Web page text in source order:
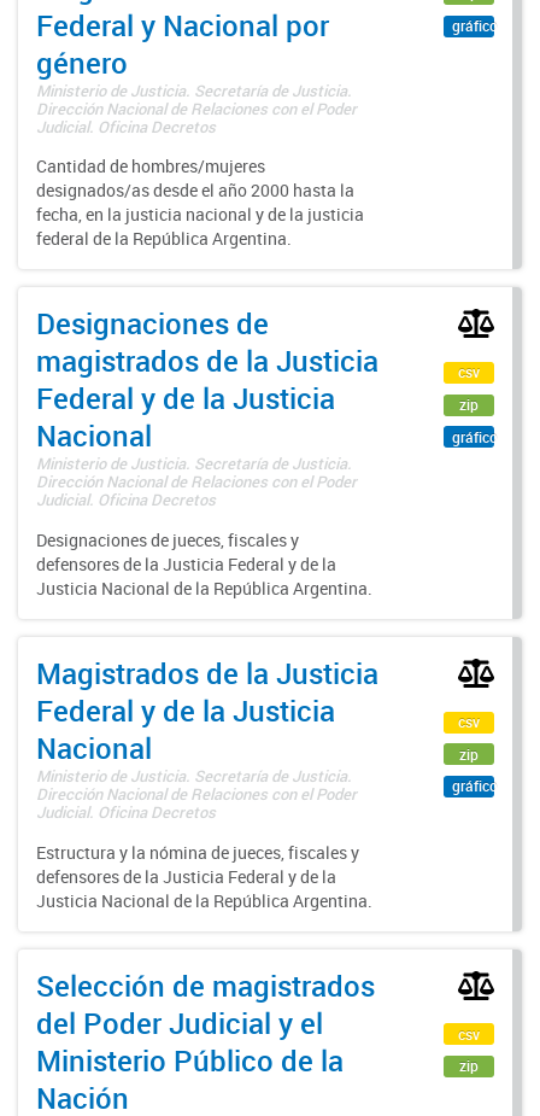
Federal y Nacional por
género
Ministerio de Justicia. Secretaría de Justicia.
Dirección Nacional de Relaciones con el Poder
Judicial. Oficina Decretos
Cantidad de hombres/mujeres
designados/as desde el año 2000 hasta la
fecha, en la justicia nacional y de la justicia
federal de la República Argentina.
gráfico
Designaciones de
magistrados de la Justicia
Federal y de la Justicia
Nacional
Ministerio de Justicia. Secretaría de Justicia.
Dirección Nacional de Relaciones con el Poder
Judicial. Oficina Decretos
Designaciones de jueces, fiscales y
defensores de la Justicia Federal y de la
Justicia Nacional de la República Argentina.
csv
zip
gráfico
Magistrados de la Justicia
Federal y de la Justicia
Nacional
Ministerio de Justicia. Secretaría de Justicia.
Dirección Nacional de Relaciones con el Poder
Judicial. Oficina Decretos
Estructura y la nómina de jueces, fiscales y
defensores de la Justicia Federal y de la
Justicia Nacional de la República Argentina.
csv
zip
gráfico
Selección de magistrados
del Poder Judicial y el
Ministerio Público de la
Nación
csv
zip